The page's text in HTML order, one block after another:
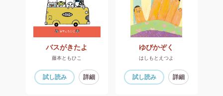
バスがきたよ
藤本ともひこ
試し読み 詳細
ゆびかぞく
はしもとえつよ
試し読み 詳細